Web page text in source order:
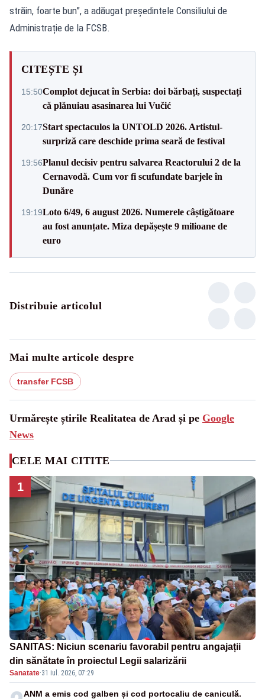
străin, foarte bun”, a adăugat președintele Consiliului de
Administrație de la FCSB.
CITEȘTE ȘI
15:50Complot dejucat în Serbia: doi bărbați, suspectați
că plănuiau asasinarea lui Vučić
20:17Start spectaculos la UNTOLD 2026. Artistul-
surpriză care deschide prima seară de festival
19:56Planul decisiv pentru salvarea Reactorului 2 de la
Cernavodă. Cum vor fi scufundate barjele în
Dunăre
19:19Loto 6/49, 6 august 2026. Numerele câștigătoare
au fost anunțate. Miza depășește 9 milioane de
euro
Distribuie articolul
Mai multe articole despre
transfer FCSB
Urmărește știrile Realitatea de Arad și pe Google
News
CELE MAI CITITE
1
SANITAS: Niciun scenariu favorabil pentru angajații
din sănătate în proiectul Legii salarizării
Sanatate·31 iul. 2026, 07:29
ANM a emis cod galben și cod portocaliu de caniculă.